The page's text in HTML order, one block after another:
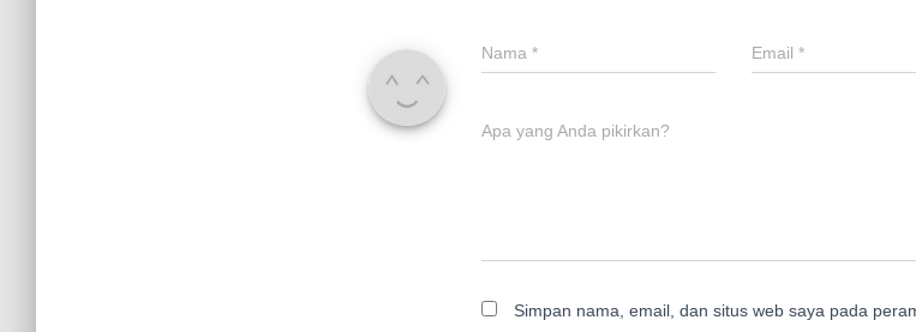
Nama * Email*
Apa yang Anda pikirkan?
Simpan nama, email, dan situs web saya pada